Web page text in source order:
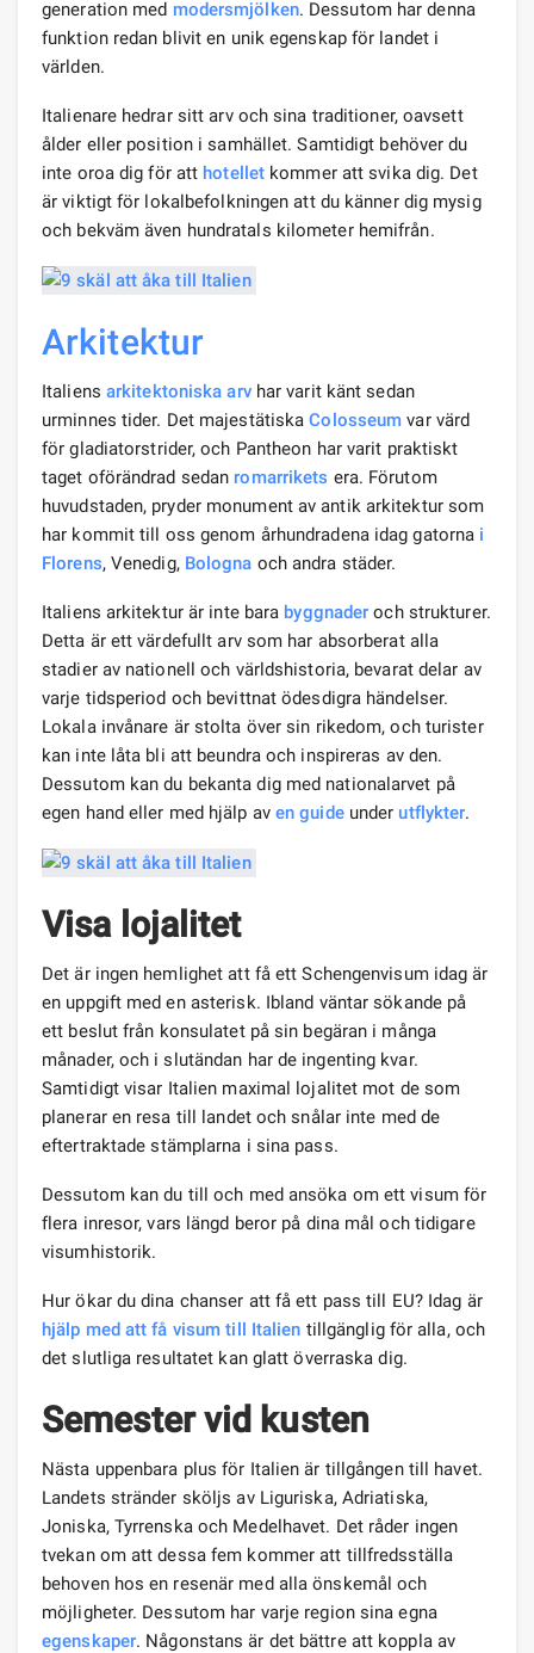
generation med modersmjölken. Dessutom har denna
funktion redan blivit en unik egenskap för landet i
världen.
Italienare hedrar sitt arv och sina traditioner, oavsett
ålder eller position i samhället. Samtidigt behöver du
inte oroa dig för att hotellet kommer att svika dig. Det
är viktigt för lokalbefolkningen att du känner dig mysig
och bekväm även hundratals kilometer hemifrån.
Arkitektur
Italiens arkitektoniska arvhar varit känt sedan
urminnes tider. Det majestätiskaColosseum var värd
för gladiatorstrider, och Pantheon har varit praktiskt
taget oförändrad sedan romarrikets era. Förutom
huvudstaden, pryder monument av antik arkitektur som
har kommit till oss genom århundradena idag gatorna i
Florens, Venedig, Bologna och andra städer.
Italiens arkitektur är inte bara byggnader och strukturer.
Detta är ett värdefullt arv som har absorberat alla
stadier av nationell och världshistoria, bevarat delar av
varje tidsperiod och bevittnat ödesdigra händelser.
Lokala invånare är stolta över sin rikedom, och turister
kan inte låta bli att beundra och inspireras av den.
Dessutom kan du bekanta dig med nationalarvet på
egen hand eller med hjälp av en guideunderutflykter.
Visa lojalitet
Det är ingen hemlighet att få ett Schengenvisum idag är
en uppgift med en asterisk. Ibland väntar sökande på
ett beslut från konsulatet på sin begäran i många
månader, och i slutändan har de ingenting kvar.
Samtidigt visar Italien maximal lojalitet mot de som
planerar en resa till landet och snålar inte med de
eftertraktade stämplarna i sina pass.
Dessutom kan du till och med ansöka om ett visum för
flera inresor, vars längd beror på dina mål och tidigare
visumhistorik.
Hur ökar du dina chanser att få ett pass till EU? Idag är
hjälp med att få visum till Italien tillgänglig för alla, och
det slutliga resultatet kan glatt överraska dig.
Semester vid kusten
Nästa uppenbara plus för Italien är tillgången till havet.
Landets stränder sköljs av Liguriska, Adriatiska,
Joniska, Tyrrenska och Medelhavet. Det råder ingen
tvekan om att dessa fem kommer att tillfredsställa
behoven hos en resenär med alla önskemål och
möjligheter. Dessutom har varje region sina egna
egenskaper. Någonstans är det bättre att koppla av